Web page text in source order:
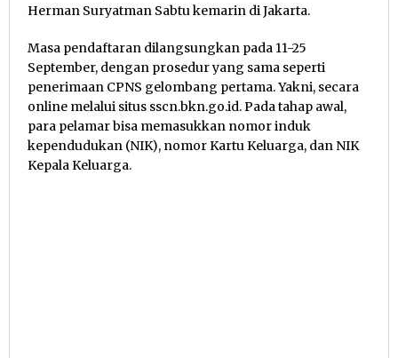
Herman Suryatman Sabtu kemarin di Jakarta.
Masa pendaftaran dilangsungkan pada 11-25
September, dengan prosedur yang sama seperti
penerimaan CPNS gelombang pertama. Yakni, secara
online melalui situs sscn.bkn.go.id. Pada tahap awal,
para pelamar bisa memasukkan nomor induk
kependudukan (NIK), nomor Kartu Keluarga, dan NIK
Kepala Keluarga.